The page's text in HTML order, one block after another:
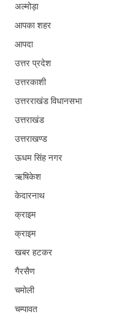
अल्मोड़ा
आपका शहर
आपदा
उत्तर प्रदेश
उत्तरकाशी
उत्तरराखंड विधानसभा
उत्तराखंड
उत्तराखण्ड
ऊधम सिंह नगर
ऋषिकेश
केदारनाथ
क्राइम
क्राइम
खबर हटकर
गैरसैण
चमोली
चम्पावत